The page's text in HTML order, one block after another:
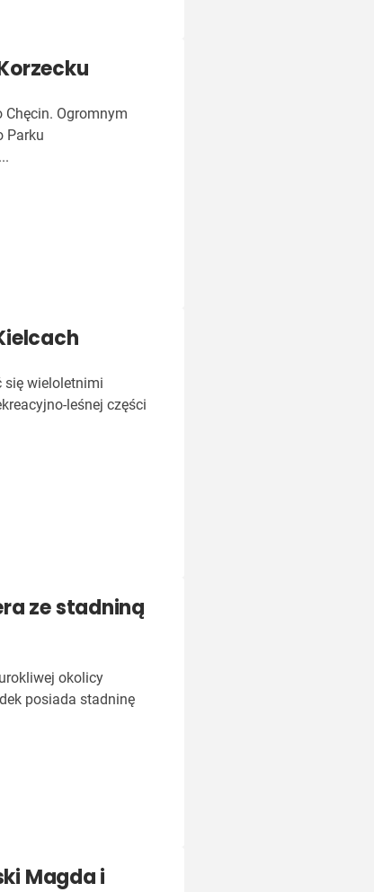
Chęcin. Ogromnym
Parku
się wieloletnimi
leśnej części
ze stadniną
okolicy
posiada stadninę
Magda i